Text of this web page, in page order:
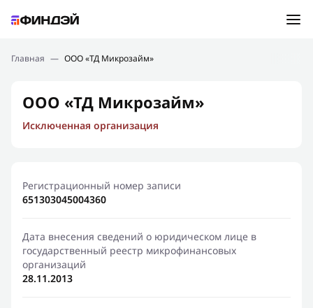
Подбор займа
Новости
Финансовое просвещение
Главная — ООО «ТД Микрозайм»
ООО «ТД Микрозайм»
Исключенная организация
Регистрационный номер записи
651303045004360
Дата внесения сведений о юридическом лице в
государственный реестр микрофинансовых
организаций
28.11.2013
Ошибка:Контактная форма не найдена.
Спасибо, что написали нам
Мы свяжемся с Вами в ближайшее время и сообщим
результат
Отправить новый запрос